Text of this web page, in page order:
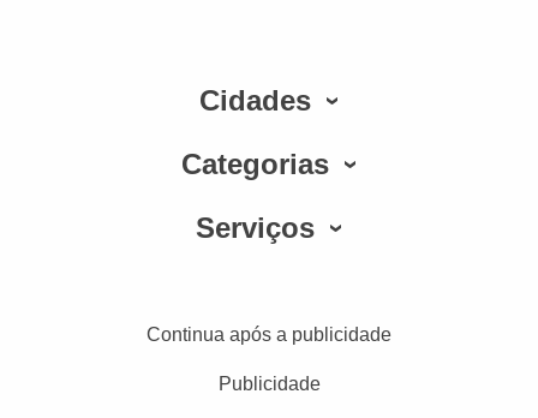
Cidades
Categorias
Serviços
Continua após a publicidade
Publicidade